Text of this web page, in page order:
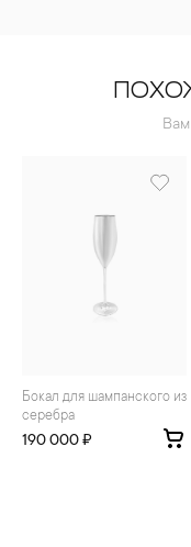
Бокал для шампанского из
серебра
190 000 ₽